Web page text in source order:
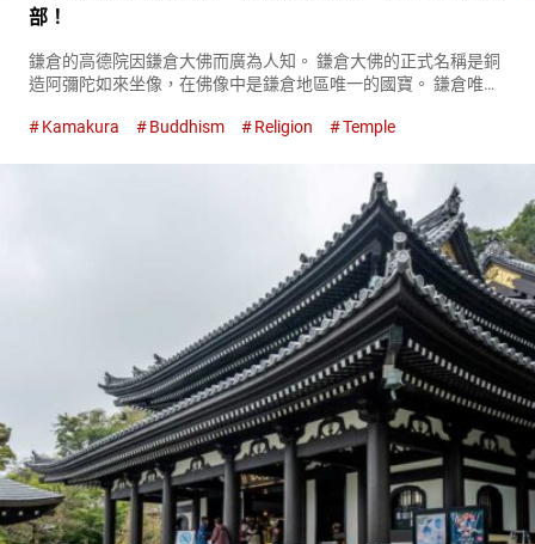
部！
鎌倉的高德院因鎌倉大佛而廣為人知。 鎌倉大佛的正式名稱是銅
造阿彌陀如來坐像，在佛像中是鎌倉地區唯一的國寶。 鎌倉唯一
院於４月至９月閉門時間為１７時３０分，１０月至３月則為１
Kamakura Buddhism Religion Temple